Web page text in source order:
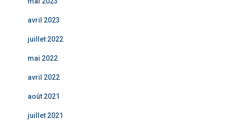
avril 2023
juillet 2022
mai 2022
avril 2022
août 2021
juillet 2021